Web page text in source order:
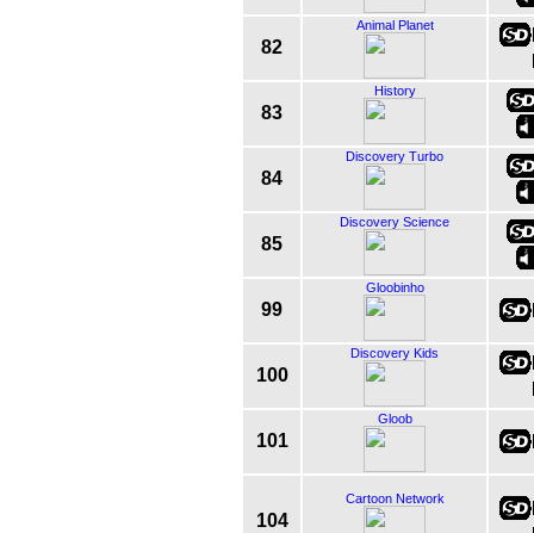
82
Animal Planet
83
History
84
Discovery Turbo
85
Discovery Science
99
Gloobinho
100
Discovery Kids
101
Gloob
104
Cartoon Network